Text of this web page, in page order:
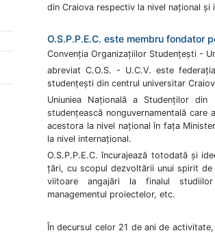
din Craiova respectiv la nivel național și
O.S.P.P.E.C. este membru fondator
Convenția Organizațiilor Studențești -
abreviat C.O.S. - U.C.V. este
studențești din centrul universitar
Uniuniea Națională a Studenților din
studențească nonguvernamentală
acestora la nivel național în fața
la nivel internațional.
O.S.P.P.E.C. încurajează totodată și
țări, cu scopul dezvoltării unui spirit
viitoare angajări la finalul studiilor
managementul proiectelor, etc.
În decursul celor 21 de ani de